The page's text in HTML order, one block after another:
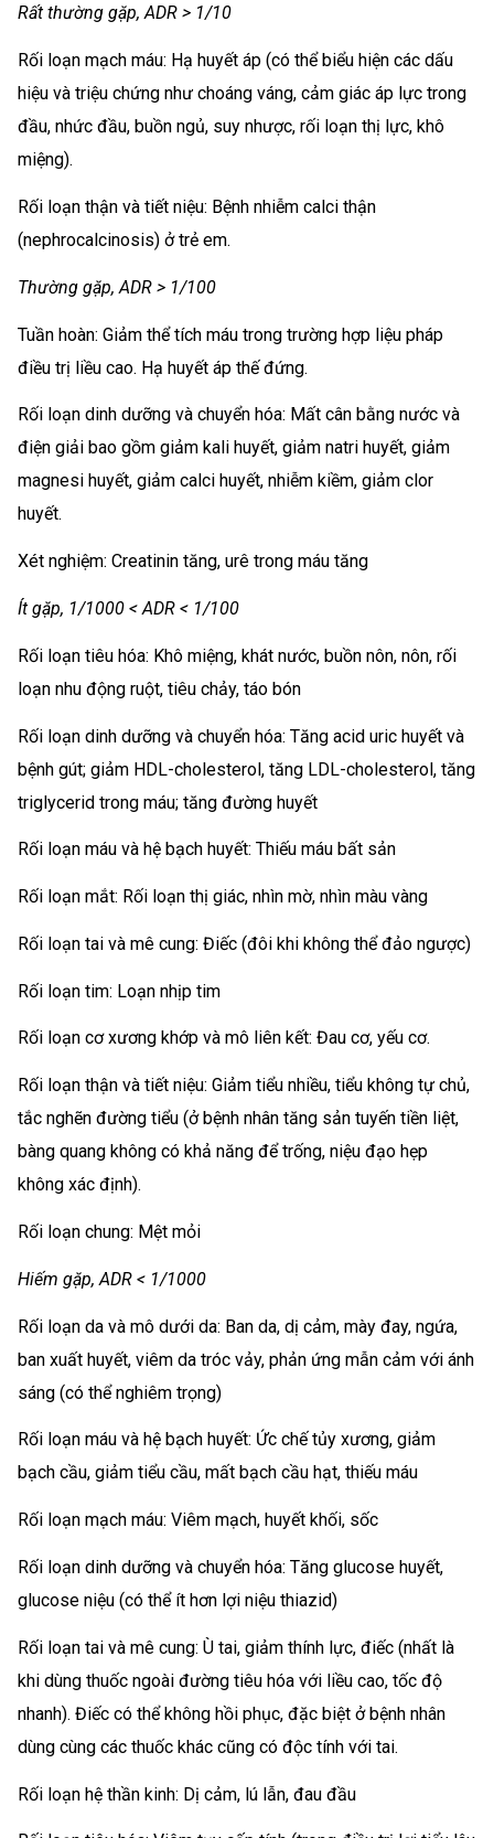
Rất thường gặp, ADR > 1/10
Rối loạn mạch máu: Hạ huyết áp (có thể biểu hiện các dấu
hiệu và triệu chứng như choáng váng, cảm giác áp lực trong
đầu, nhức đầu, buồn ngủ, suy nhược, rối loạn thị lực, khô
miệng).
Rối loạn thận và tiết niệu: Bệnh nhiễm calci thận
(nephrocalcinosis) ở trẻ em.
Thường gặp, ADR > 1/100
Tuần hoàn: Giảm thể tích máu trong trường hợp liệu pháp
điều trị liều cao. Hạ huyết áp thế đứng.
Rối loạn dinh dưỡng và chuyển hóa: Mất cân bằng nước và
điện giải bao gồm giảm kali huyết, giảm natri huyết, giảm
magnesi huyết, giảm calci huyết, nhiễm kiềm, giảm clor
huyết.
Xét nghiệm: Creatinin tăng, urê trong máu tăng
Ít gặp, 1/1000 < ADR < 1/100
Rối loạn tiêu hóa: Khô miệng, khát nước, buồn nôn, nôn, rối
loạn nhu động ruột, tiêu chảy, táo bón
Rối loạn dinh dưỡng và chuyển hóa: Tăng acid uric huyết và
bệnh gút; giảm HDL-cholesterol, tăng LDL-cholesterol, tăng
triglycerid trong máu; tăng đường huyết
Rối loạn máu và hệ bạch huyết: Thiếu máu bất sản
Rối loạn mắt: Rối loạn thị giác, nhìn mờ, nhìn màu vàng
Rối loạn tai và mê cung: Điếc (đôi khi không thể đảo ngược)
Rối loạn tim: Loạn nhịp tim
Rối loạn cơ xương khớp và mô liên kết: Đau cơ, yếu cơ.
Rối loạn thận và tiết niệu: Giảm tiểu nhiều, tiểu không tự chủ,
tắc nghẽn đường tiểu (ở bệnh nhân tăng sản tuyến tiền liệt,
bàng quang không có khả năng để trống, niệu đạo hẹp
không xác định).
Rối loạn chung: Mệt mỏi
Hiếm gặp, ADR < 1/1000
Rối loạn da và mô dưới da: Ban da, dị cảm, mày đay, ngứa,
ban xuất huyết, viêm da tróc vảy, phản ứng mẫn cảm với ánh
sáng (có thể nghiêm trọng)
Rối loạn máu và hệ bạch huyết: Ức chế tủy xương, giảm
bạch cầu, giảm tiểu cầu, mất bạch cầu hạt, thiếu máu
Rối loạn mạch máu: Viêm mạch, huyết khối, sốc
Rối loạn dinh dưỡng và chuyển hóa: Tăng glucose huyết,
glucose niệu (có thể ít hơn lợi niệu thiazid)
Rối loạn tai và mê cung: Ù tai, giảm thính lực, điếc (nhất là
khi dùng thuốc ngoài đường tiêu hóa với liều cao, tốc độ
nhanh). Điếc có thể không hồi phục, đặc biệt ở bệnh nhân
dùng cùng các thuốc khác cũng có độc tính với tai.
Rối loạn hệ thần kinh: Dị cảm, lú lẫn, đau đầu